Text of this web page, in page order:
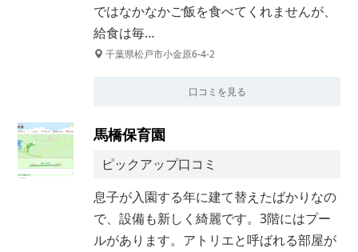
ではなかなかご飯を食べてくれませんが、
給食は毎…
千葉県松戸市小金原6-4-2
口コミを見る
馬橋保育園
ピックアップ口コミ
息子が入園する年に建て替えたばかりなの
で、設備も新しく綺麗です。3階にはプー
ルがあります。アトリエと呼ばれる部屋が